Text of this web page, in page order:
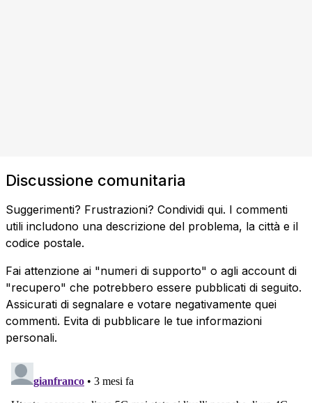
Discussione comunitaria
Suggerimenti? Frustrazioni? Condividi qui. I commenti
utili includono una descrizione del problema, la città e il
codice postale.
Fai attenzione ai "numeri di supporto" o agli account di
"recupero" che potrebbero essere pubblicati di seguito.
Assicurati di segnalare e votare negativamente quei
commenti. Evita di pubblicare le tue informazioni
personali.